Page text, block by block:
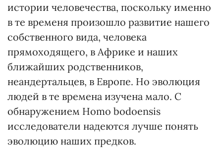
истории человечества, поскольку именно
в те временя произошло развитие нашего
собственного вида, человека
прямоходящего, в Африке и наших
ближайших родственников,
неандертальцев, в Европе. Но эволюция
людей в те времена изучена мало. С
обнаружением Homo bodoensis
исследователи надеются лучше понять
эволюцию наших предков.